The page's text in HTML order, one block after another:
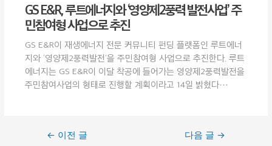
GS E&R, 루트에너지와 ‘영양제2풍력 발전사업’ 주
민참여형 사업으로 추진
GS E&R이 재생에너지 전문 커뮤니티 펀딩 플랫폼인 루트에너
지와 ‘영양제2풍력발전’을 주민참여형 사업으로 추진한다. 루트
에너지는 GS E&R이 이달 착공에 들어가는 영양제2풍력발전을
주민참여사업의 형태로 진행할 계획이라고 14일 밝혔다···
← 이전 글 다음 글 →